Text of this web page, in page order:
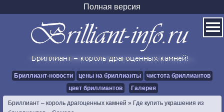
Полная версия
Бриллиант-новости цены на бриллианты
чистота бриллиантов
цвет бриллиантов
Галерея
Бриллиант – король драгоценных камней » Где купить украшения из